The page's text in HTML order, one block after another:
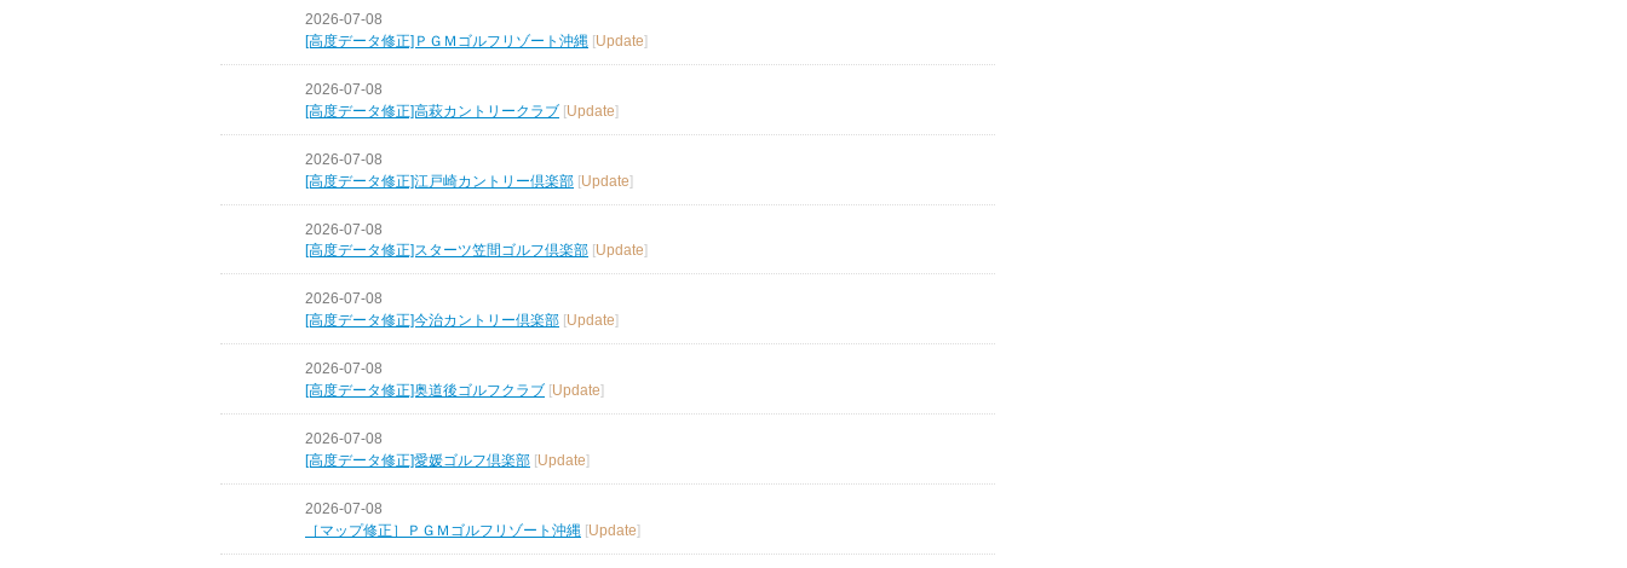
2026-07-08
[高度データ修正]ＰＧＭゴルフリゾート沖縄 [Update]
2026-07-08
[高度データ修正]高萩カントリークラブ [Update]
2026-07-08
[高度データ修正]江戸崎カントリー倶楽部 [Update]
2026-07-08
[高度データ修正]スターツ笠間ゴルフ倶楽部 [Update]
2026-07-08
[高度データ修正]今治カントリー倶楽部 [Update]
2026-07-08
[高度データ修正]奥道後ゴルフクラブ [Update]
2026-07-08
[高度データ修正]愛媛ゴルフ倶楽部 [Update]
2026-07-08
［マップ修正］ＰＧＭゴルフリゾート沖縄 [Update]